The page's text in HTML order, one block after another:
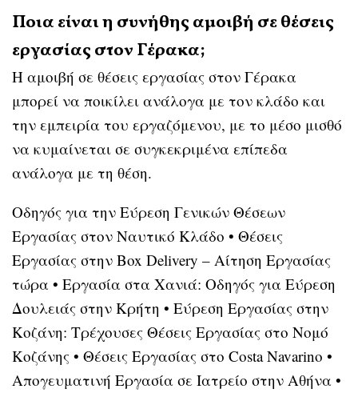
Ποια είναι η συνήθης αμοιβή σε θέσεις
εργασίας στον Γέρακα;
Η αμοιβή σε θέσεις εργασίας στον Γέρακα
μπορεί να ποικίλει ανάλογα με τον κλάδο και
την εμπειρία του εργαζόμενου, με το μέσο μισθό
να κυμαίνεται σε συγκεκριμένα επίπεδα
ανάλογα με τη θέση.
Οδηγός για την Εύρεση Γενικών Θέσεων
Εργασίας στον Ναυτικό Κλάδο • Θέσεις
Εργασίας στην Box Delivery – Αίτηση Εργασίας
τώρα • Εργασία στα Χανιά: Οδηγός για Εύρεση
Δουλειάς στην Κρήτη • Εύρεση Εργασίας στην
Κοζάνη: Τρέχουσες Θέσεις Εργασίας στο Νομό
Κοζάνης • Θέσεις Εργασίας στο Costa Navarino •
Απογευματινή Εργασία σε Ιατρείο στην Αθήνα •